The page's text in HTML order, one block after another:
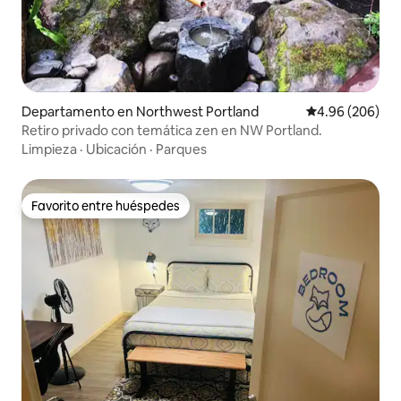
Departamento en Northwest Portland Calificación
4.96 (206)
Retiro privado con temática zen en NW Portland.
Limpieza · Ubicación · Parques
Favorito entre huéspedes
Favorito entre huéspedes